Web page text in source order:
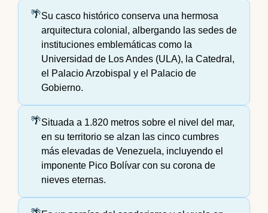
Su casco histórico conserva una hermosa
arquitectura colonial, albergando las sedes de
instituciones emblemáticas como la
Universidad de Los Andes (ULA), la Catedral,
el Palacio Arzobispal y el Palacio de
Gobierno.
Situada a 1.820 metros sobre el nivel del mar,
en su territorio se alzan las cinco cumbres
más elevadas de Venezuela, incluyendo el
imponente Pico Bolívar con su corona de
nieves eternas.